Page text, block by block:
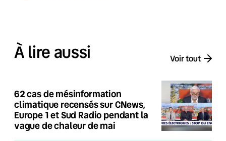
À lire aussi Voir tout
62 cas de mésinformation
climatique recensés sur CNews,
Europe 1 et Sud Radio pendant la
vague de chaleur de mai